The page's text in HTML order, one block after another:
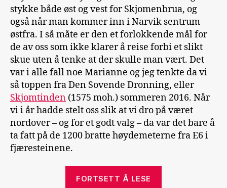
stykke både øst og vest for Skjomenbrua, og
også når man kommer inn i Narvik sentrum
østfra. I så måte er den et forlokkende mål for
de av oss som ikke klarer å reise forbi et slikt
skue uten å tenke at der skulle man vært. Det
var i alle fall noe Marianne og jeg tenkte da vi
så toppen fra Den Sovende Dronning, eller
Skjomtinden (1575 moh.) sommeren 2016. Når
vi i år hadde stelt oss slik at vi dro på været
nordover – og for et godt valg – da var det bare å
ta fatt på de 1200 bratte høydemeterne fra E6 i
fjæresteinene.
FORTSETT Å LESE